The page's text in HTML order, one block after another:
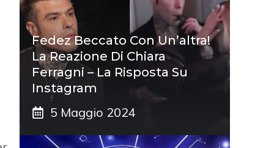
Fedez Beccato Con Un’altra!
La Reazione Di Chiara
Ferragni – La Risposta Su
Instagram
5 Maggio 2024